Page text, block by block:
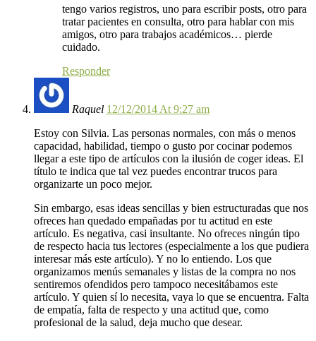
tengo varios registros, uno para escribir posts, otro para
tratar pacientes en consulta, otro para hablar con mis
amigos, otro para trabajos académicos… pierde
cuidado.
Responder
Raquel 12/12/2014 At 9:27 am
Estoy con Silvia. Las personas normales, con más o menos
capacidad, habilidad, tiempo o gusto por cocinar podemos
llegar a este tipo de artículos con la ilusión de coger ideas. El
título te indica que tal vez puedes encontrar trucos para
organizarte un poco mejor.
Sin embargo, esas ideas sencillas y bien estructuradas que nos
ofreces han quedado empañadas por tu actitud en este
artículo. Es negativa, casi insultante. No ofreces ningún tipo
de respecto hacia tus lectores (especialmente a los que pudiera
interesar más este artículo). Y no lo entiendo. Los que
organizamos menús semanales y listas de la compra no nos
sentiremos ofendidos pero tampoco necesitábamos este
artículo. Y quien sí lo necesita, vaya lo que se encuentra. Falta
de empatía, falta de respecto y una actitud que, como
profesional de la salud, deja mucho que desear.